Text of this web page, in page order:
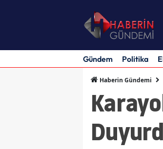
Gündem Politika
Haberin Gündemi